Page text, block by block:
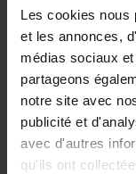
Les cookies nous
et les annonces,
médias sociaux
partageons
notre site avec
publicité et
avec d'autres
qu'ils ont